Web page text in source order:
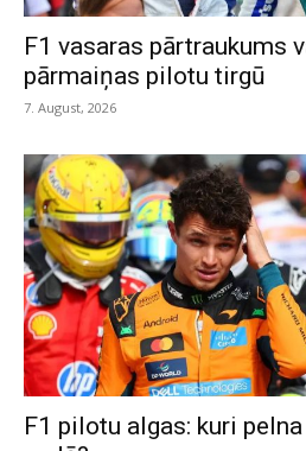
F1 vasaras pārtraukums
pārmaiņas pilotu tirgū
7. August, 2026
F1 pilotu algas: kuri